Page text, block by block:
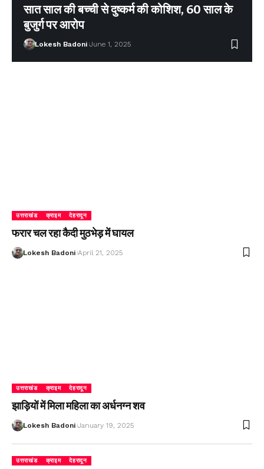
सात साल की बच्ची से दुष्कर्म की कोशिश, 60 साल के
बुजुर्ग पर आरोप
Lokesh Badoni June 1, 2025
उत्तराखंड क्राइम देहरादून
फरार चल रहा कैदी मुठभेड़ में घायल
Lokesh Badoni April 21, 2025
उत्तराखंड क्राइम देहरादून
झाड़ियों में मिला महिला का अर्धनग्न शव
Lokesh Badoni January 19, 2025
उत्तराखंड क्राइम देहरादून